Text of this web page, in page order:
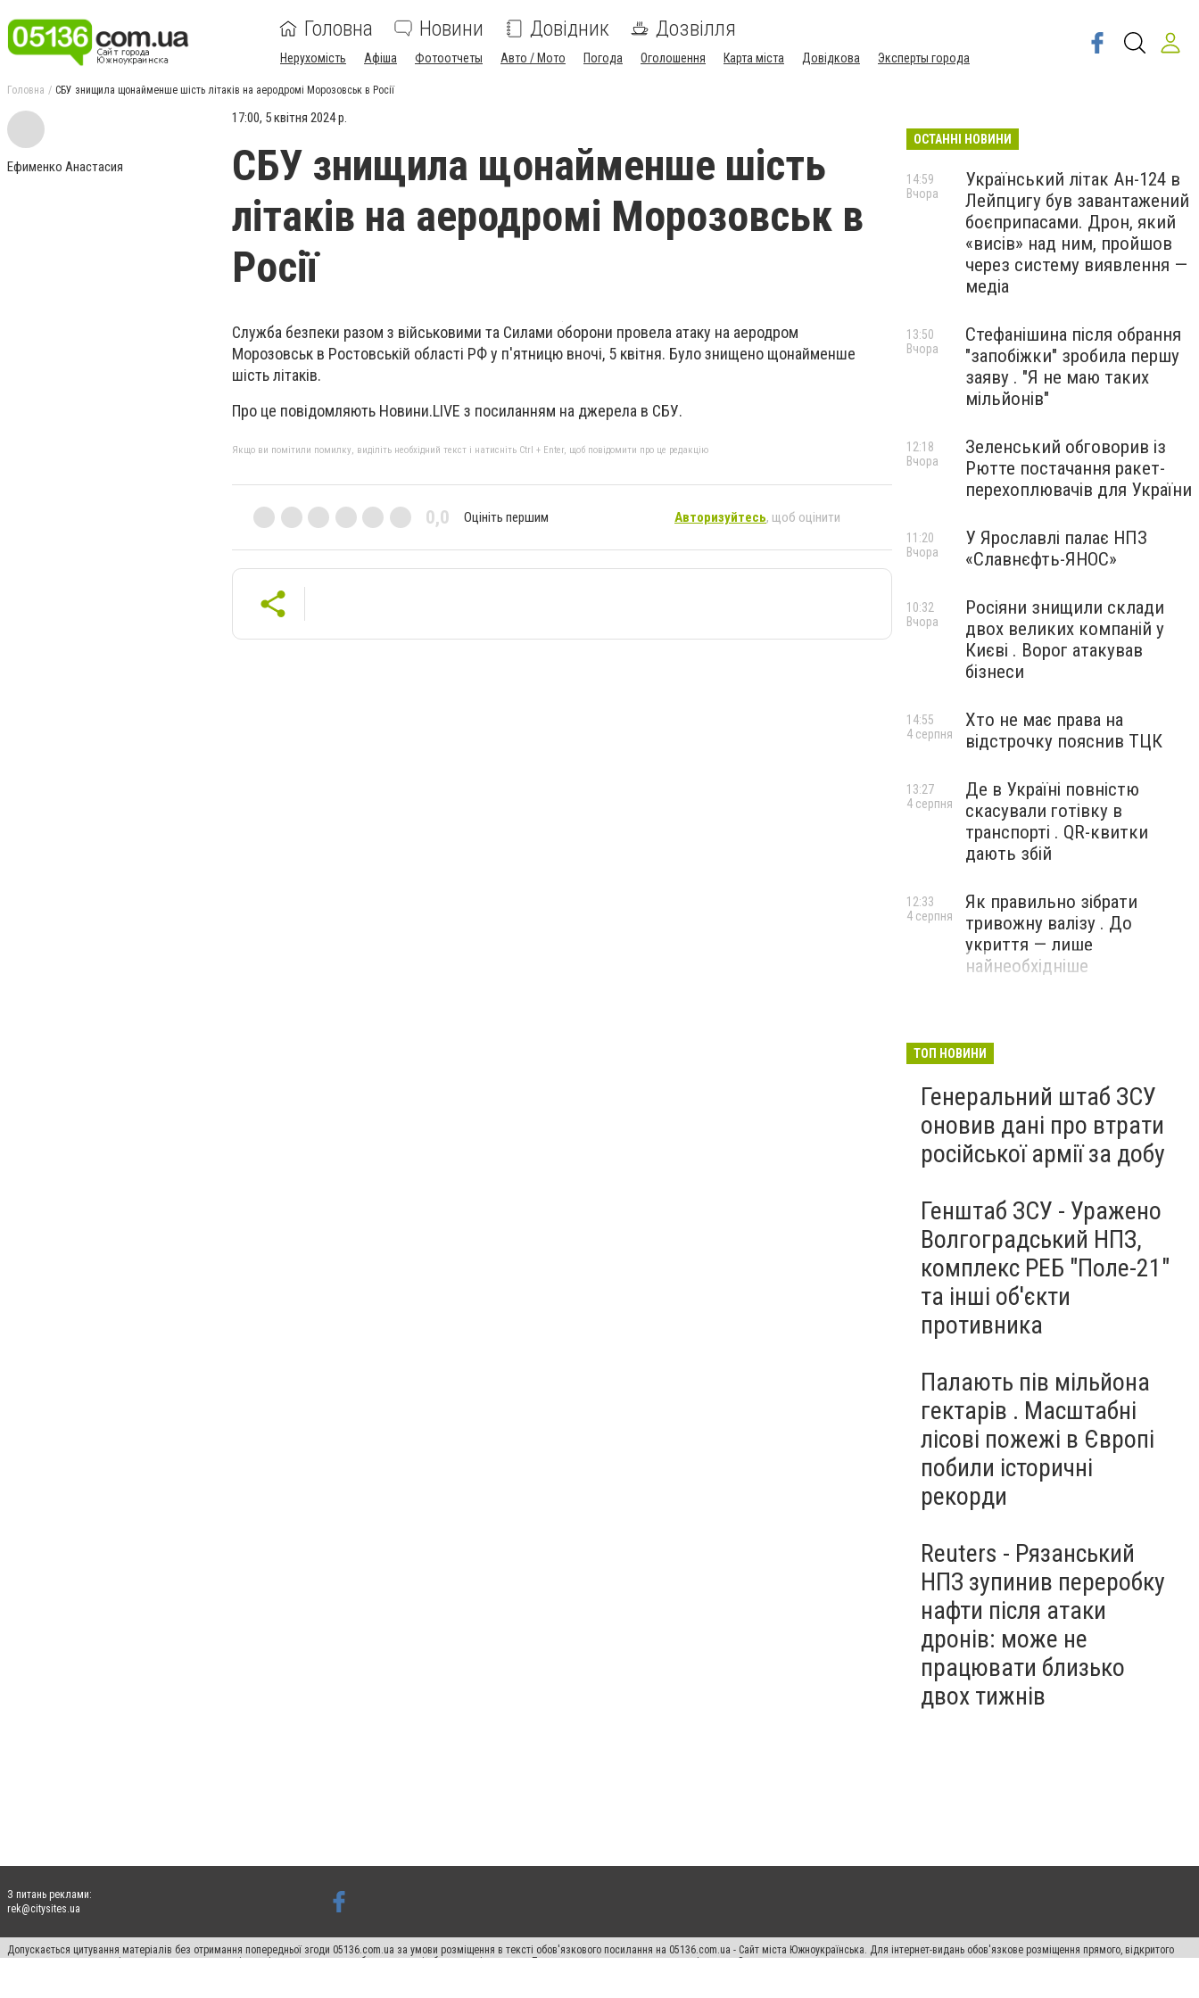
Головна Новини Довідник Дозвілля
Нерухомість Афіша Фотоотчеты Авто / Мото Погода Оголошення Карта міста Довідкова Эксперты города
Головна СБУ знищила щонайменше шість літаків на аеродромі Морозовськ в Росії
Ефименко Анастасия
17:00, 5 квітня 2024 р.
СБУ знищила щонайменше шість
літаків на аеродромі Морозовськ в
Росії
Служба безпеки разом з військовими та Силами оборони провела атаку на аеродром
Морозовськ в Ростовській області РФ у п'ятницю вночі, 5 квітня. Було знищено щонайменше
шість літаків.
Про це повідомляють Новини.LIVE з посиланням на джерела в СБУ.
Якщо ви помітили помилку, виділіть необхідний текст і натисніть Ctrl + Enter, щоб повідомити про це редакцію
0,0 Оцініть першим Авторизуйтесь, щоб оцінити
ОСТАННІ НОВИНИ
Український літак Ан-124 в
Лейпцигу був завантажений
боєприпасами. Дрон, який
«висів» над ним, пройшов
через систему виявлення —
медіа
14:59
Вчора
Стефанішина після обрання
"запобіжки" зробила першу
заяву . "Я не маю таких
мільйонів"
13:50
Вчора
Зеленський обговорив із
Рютте постачання ракет-
перехоплювачів для України
12:18
Вчора
У Ярославлі палає НПЗ
«Славнєфть-ЯНОС»
11:20
Вчора
Росіяни знищили склади
двох великих компаній у
Києві . Ворог атакував
бізнеси
10:32
Вчора
Хто не має права на
відстрочку пояснив ТЦК
14:55
4 серпня
Де в Україні повністю
скасували готівку в
транспорті . QR-квитки
дають збій
13:27
4 серпня
Як правильно зібрати
тривожну валізу . До
укриття — лише
найнеобхідніше
12:33
4 серпня
ТОП НОВИНИ
Генеральний штаб ЗСУ
оновив дані про втрати
російської армії за добу
Генштаб ЗСУ - Уражено
Волгоградський НПЗ,
комплекс РЕБ "Поле-21"
та інші об'єкти
противника
Палають пів мільйона
гектарів . Масштабні
лісові пожежі в Європі
побили історичні
рекорди
Reuters - Рязанський
НПЗ зупинив переробку
нафти після атаки
дронів: може не
працювати близько
двох тижнів
З питань реклами:
rek@citysites.ua
Допускається цитування матеріалів без отримання попередньої згоди 05136.com.ua за умови розміщення в тексті обов'язкового посилання на 05136.com.ua - Сайт міста Южноукраїнська. Для інтернет-видань обов'язкове розміщення прямого, відкритого
для пошукових систем гіперпосилання на цитовані статті не нижче другого абзацу в тексті або в якості джерела. Порушення виняткових прав переслідується Законом.